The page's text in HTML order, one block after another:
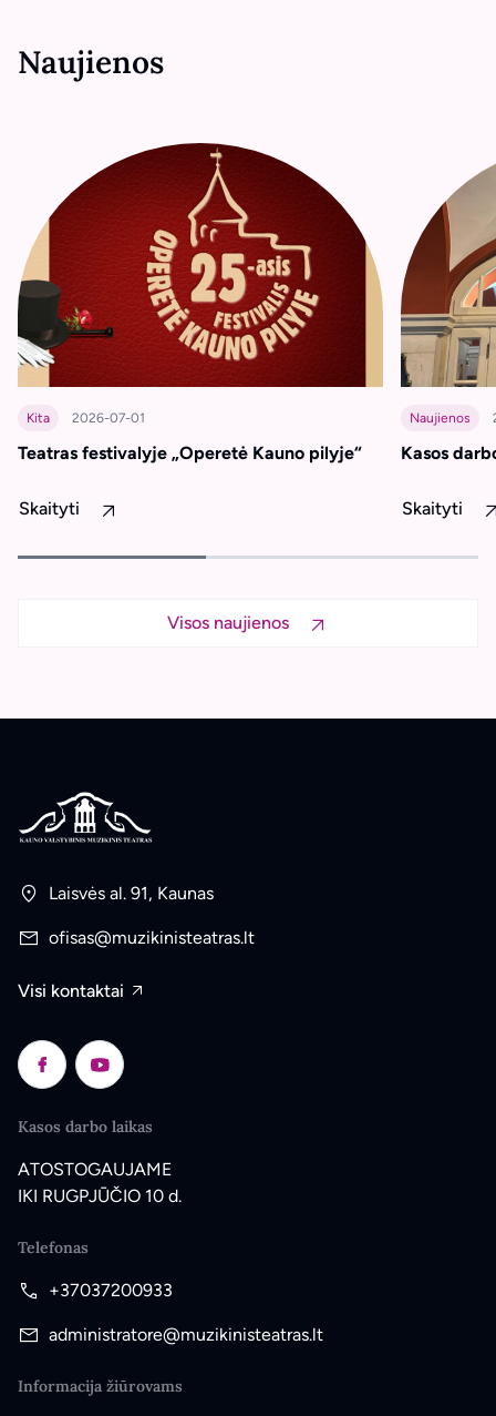
Naujienos
Visos naujienos
Kita 2026-07-01
Teatras festivalyje „Operetė Kauno pilyje“
Skaityti
Naujienos
Kasos
Skaityti
Laisvės al. 91, Kaunas
ofisas@muzikinisteatras.lt
Visi kontaktai
Kasos darbo laikas
ATOSTOGAUJAME
IKI RUGPJŪČIO 10 d.
Telefonas
+37037200933
administratore@muzikinisteatras.lt
Informacija žiūrovams